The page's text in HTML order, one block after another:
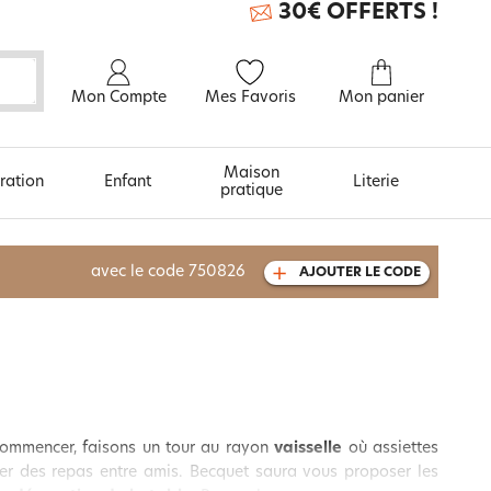
Mon Compte Mes Favoris Mon panier
30€ OFFERTS !
À découvrir aussi
Enfant
Maison
pratique
Literie
avec le code 750826 AJOUTER LE CODE
faisons un tour au rayonvaisselle où assiettes
des repas entre amis. Becquet saura vous proposer les